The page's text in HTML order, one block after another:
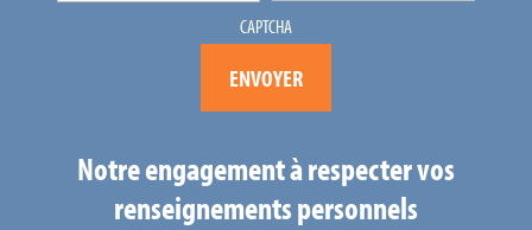
CAPTCHA
Notre engagement à respecter vos
renseignements personnels